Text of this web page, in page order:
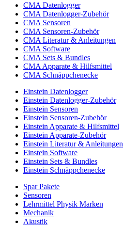
CMA Datenlogger
CMA Datenlogger-Zubehör
CMA Sensoren
CMA Sensoren-Zubehör
CMA Literatur & Anleitungen
CMA Software
CMA Sets & Bundles
CMA Apparate & Hilfsmittel
CMA Schnäppchenecke
Einstein Datenlogger
Einstein Datenlogger-Zubehör
Einstein Sensoren
Einstein Sensoren-Zubehör
Einstein Apparate & Hilfsmittel
Einstein Apparate-Zubehör
Einstein Literatur & Anleitungen
Einstein Software
Einstein Sets & Bundles
Einstein Schnäppchenecke
Spar Pakete
Sensoren
Lehrmittel Physik Marken
Mechanik
Akustik